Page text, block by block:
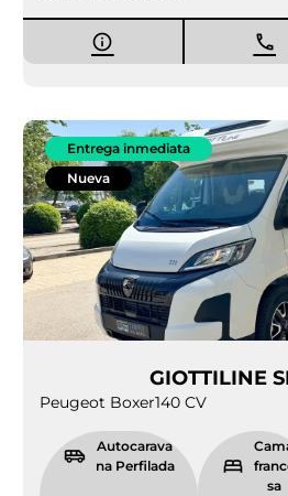
Entrega inmediata
Nueva
GIOTTILINE
Peugeot Boxer140 CV
Autocarava
na Perfilada
sa